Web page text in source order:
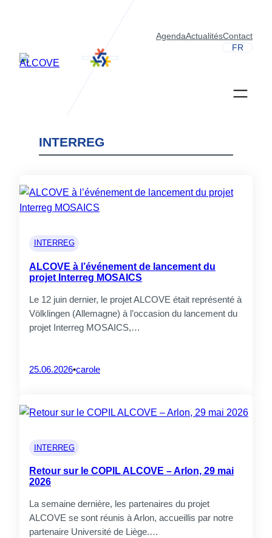
AgendaActualitésContact
FR
INTERREG
INTERREG
ALCOVE à l’événement de lancement du
projet Interreg MOSAICS
Le 12 juin dernier, le projet ALCOVE était représenté à
Völklingen (Allemagne) à l’occasion du lancement du
projet Interreg MOSAICS,…
25.06.2026•carole
INTERREG
Retour sur le COPIL ALCOVE – Arlon, 29 mai
2026
La semaine dernière, les partenaires du projet
ALCOVE se sont réunis à Arlon, accueillis par notre
partenaire Université de Liège.…